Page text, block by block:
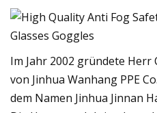
Im Jahr 2002 gründete Herr
von Jinhua Wanhang PPE
dem Namen Jinhua Jinnan